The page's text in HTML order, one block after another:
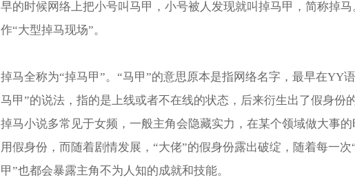
早的时候网络上把小号叫马甲，小号被人发现就叫掉马甲，简称掉
作“大型掉马现场”。
掉马全称为“掉马甲”。“马甲”的意思原本是指网络名字，最早在YY
马甲”的说法，指的是上线或者不在线的状态，后来衍生出了假身份
掉马小说多常见于女频，一般主角会隐藏实力，在某个领域做大事
用假身份，而随着剧情发展，“大佬”的假身份露出破绽，随着每一次
甲”也都会暴露主角不为人知的成就和技能。